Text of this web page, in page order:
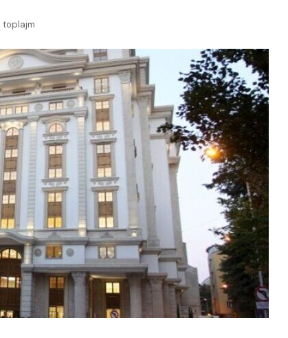
INTERVISTA EMISION
KONAKU
KU E KISHIM FJALEN
LIGJERATE FETARE
PARADITE ME NE
PIKËPAMJE
RECETA E DITES
RELAKS
RETRO JAVORE
toplajm